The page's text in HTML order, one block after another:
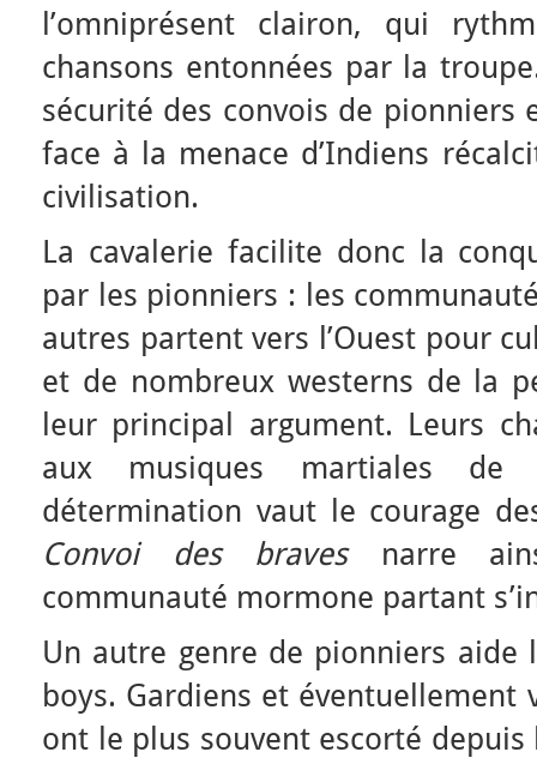
l’omniprésent clairon, qui
chansons entonnées par la
sécurité des convois de pionniers
face à la menace d’Indiens
civilisation.
La cavalerie facilite donc la
par les pionniers : les
autres partent vers l’Ouest pour
et de nombreux westerns de la
leur principal argument. Leurs
aux musiques martiales
détermination vaut le courage
Convoi des bravesnarre
communauté mormone partant
Un autre genre de pionniers aide
boys. Gardiens et éventuellement
ont le plus souvent escorté depuis